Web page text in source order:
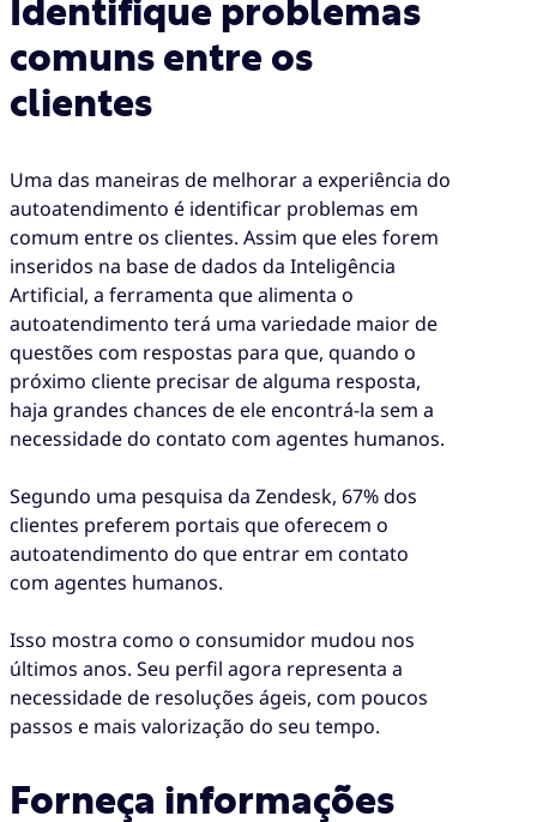
Identifique problemas
comuns entre os
clientes
Uma das maneiras de melhorar a experiência do
autoatendimento é identificar problemas em
comum entre os clientes. Assim que eles forem
inseridos na base de dados da Inteligência
Artificial, a ferramenta que alimenta o
autoatendimento terá uma variedade maior de
questões com respostas para que, quando o
próximo cliente precisar de alguma resposta,
haja grandes chances de ele encontrá-la sem a
necessidade do contato com agentes humanos.
Segundo uma pesquisa da Zendesk, 67% dos
clientes preferem portais que oferecem o
autoatendimento do que entrar em contato
com agentes humanos.
Isso mostra como o consumidor mudou nos
últimos anos. Seu perfil agora representa a
necessidade de resoluções ágeis, com poucos
passos e mais valorização do seu tempo.
Forneça informações